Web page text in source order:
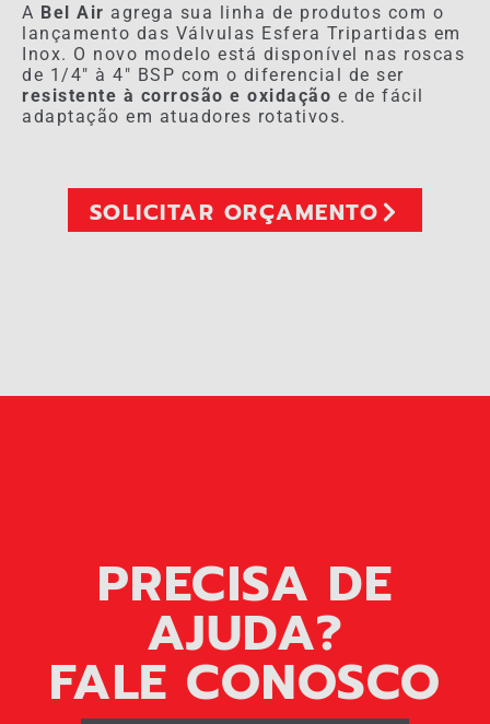
A Bel Air agrega sua linha de produtos com o
lançamento das Válvulas Esfera Tripartidas em
Inox. O novo modelo está disponível nas roscas
de 1/4″ à 4″ BSP com o diferencial de ser
resistente à corrosão e oxidação e de fácil
adaptação em atuadores rotativos.
SOLICITAR ORÇAMENTO
PRECISA DE
AJUDA?
FALE CONOSCO